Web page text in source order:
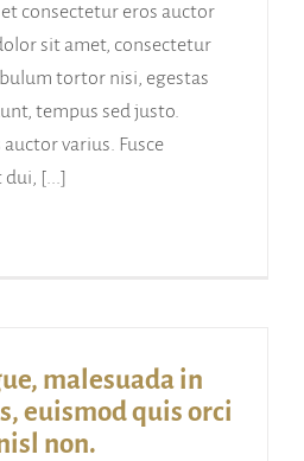
consectetur eros auctor
sit amet, consectetur
tortor nisi, egestas
tempus sed justo.
varius. Fusce
[...]
malesuada in
euismod quis orci
non.